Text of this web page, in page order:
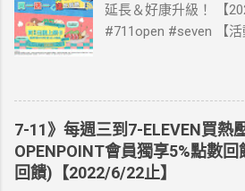
延長＆好康升級！ 【
#711open #seven 【
國上網卡 方便、快速
送王品集團300元即享
活動網站登錄 【點我登
卡：好康升級！購買
送同天數「吃到飽」方
7-11》每週三到7-ELEVEN買熱
OPENPOINT會員獨享5%點數
回饋)【2022/6/22止】